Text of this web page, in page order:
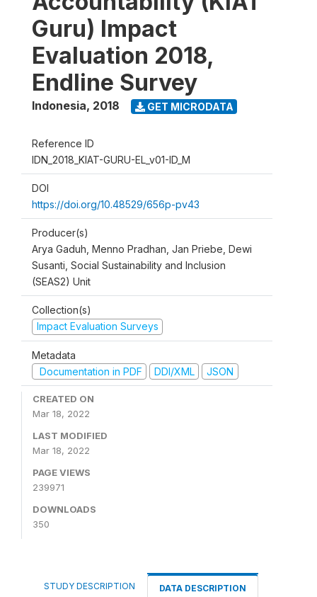
Guru) Impact
Evaluation 2018,
Endline Survey
Indonesia, 2018 GET MICRODATA
Reference ID
IDN_2018_KIAT-GURU-EL_v01-ID_M
DOI
https://doi.org/10.48529/656p-pv43
Producer(s)
Arya Gaduh, Menno Pradhan, Jan Priebe, Dewi
Susanti, Social Sustainability and Inclusion
(SEAS2) Unit
Collection(s)
Impact Evaluation Surveys
Metadata
Documentation in PDF
DDI/XML JSON
CREATED ON
Mar 18, 2022
LAST MODIFIED
Mar 18, 2022
PAGE VIEWS
239971
DOWNLOADS
350
STUDY DESCRIPTION DATA DESCRIPTION